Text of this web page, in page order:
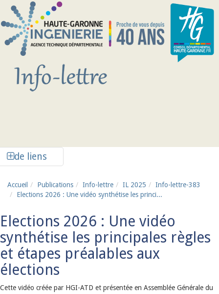
Aller au contenu principal
de liens
Accueil Publications Info-lettre IL 2025
Info-lettre-383
Elections 2026 : Une vidéo synthétise les princi...
Elections 2026 : Une vidéo
synthétise les principales règles
et étapes préalables aux
élections
Cette vidéo créée par HGI-ATD et présentée en Assemblée Générale du